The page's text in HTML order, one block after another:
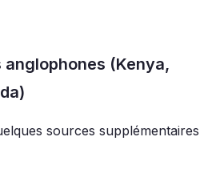
anglophones (Kenya,
sources supplémentaires